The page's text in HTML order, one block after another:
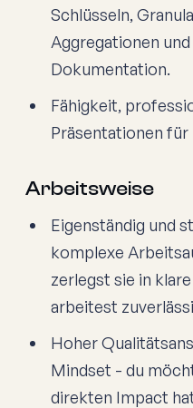
Schlüsseln,
Aggregationen
Dokumentation.
Fähigkeit,
Präsentationen für
Arbeitsweise
Eigenständig und
komplexe
zerlegst sie in
arbeitest
Hoher
Mindset - du
direkten Impact